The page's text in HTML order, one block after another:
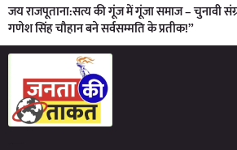
जय राजपूताना:सत्य की गूंज में गूंजा समाज – चुनावी
गणेश सिंह चौहान बने सर्वसम्मति के प्रतीक!”